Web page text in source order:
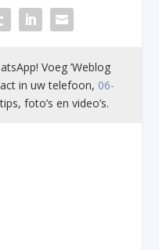
Voeg ’Weblog
in uw telefoon, 06-
foto’s en video’s.